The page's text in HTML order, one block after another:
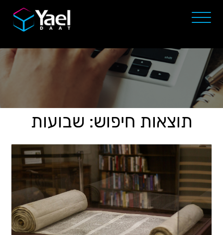
תוצאות חיפוש: שבועות